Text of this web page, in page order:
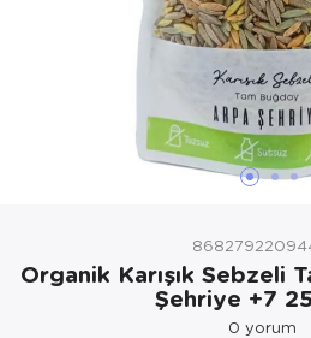
Organik Karışık Sebzeli
Şehriye +7
0 yorum